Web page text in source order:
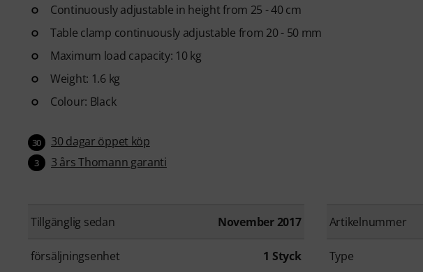
Continuously adjustable in height from 25 - 40 cm
Table clamp continuously adjustable from 20 - 50 mm
Maximum load capacity: 10 kg
Weight: 1.6 kg
Colour: Black
30 30 dagar öppet köp
3 3 års Thomann garanti
Tillgänglig sedan November 2017 Artikelnummer
försäljningsenhet 1 Styck Type